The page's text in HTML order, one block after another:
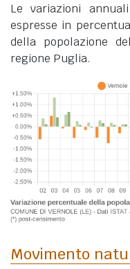
Le variazioni
espresse in
della popolazione
regione Puglia.
Movimento